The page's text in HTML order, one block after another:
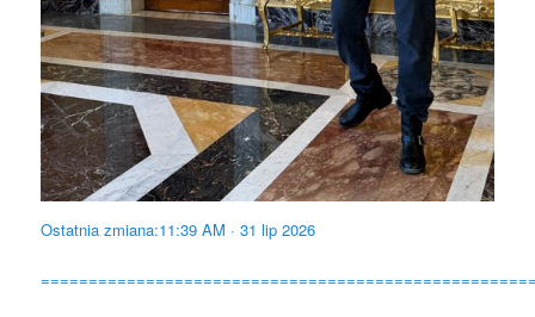
Ostatnia zmiana:11:39 AM · 31 lip 2026